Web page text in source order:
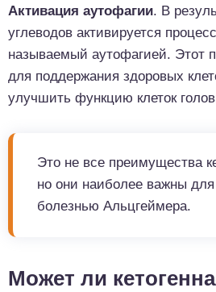
Активация аутофагии. В
углеводов активируется
называемый аутофагией. Этот
для поддержания здоровых
улучшить функцию клеток
Это не все преимущества
но они наиболее важны
болезнью Альцгеймера.
Может ли